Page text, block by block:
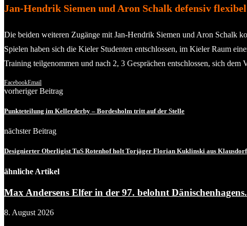
Jan-Hendrik Siemen und Aron Schalk defensiv flexibel
Die beiden weiteren Zugänge mit Jan-Hendrik Siemen und Aron Schalk
Spielen haben sich die Kieler Studenten entschlossen, im Kieler Raum
Training teilgenommen und nach 2, 3 Gesprächen entschlossen, sich dem
FacebookEmail
vorheriger Beitrag
Punkteteilung im Kellerderby – Bordesholm tritt auf der Stelle
nächster Beitrag
Designierter Oberligist TuS Rotenhof holt Torjäger Florian Kuklinski aus Klausdorf
ähnliche Artikel
Max Andersens Elfer in der 97. belohnt
8. August 2026